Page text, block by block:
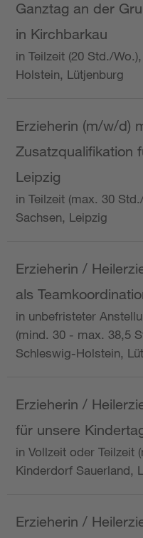
Ganztag an der
in Kirchbarkau
in Teilzeit (20 Std./
Holstein, Lütjenburg
Erzieherin (m/w/d)
Zusatzqualifikation
Leipzig
in Teilzeit (max. 30
Sachsen, Leipzig
Erzieherin /
als
in unbefristeter
(mind. 30 - max. 38,5
Schleswig-Holstein,
Erzieherin /
für unsere
in Vollzeit oder Teilzeit
Kinderdorf Sauerland,
Erzieherin /